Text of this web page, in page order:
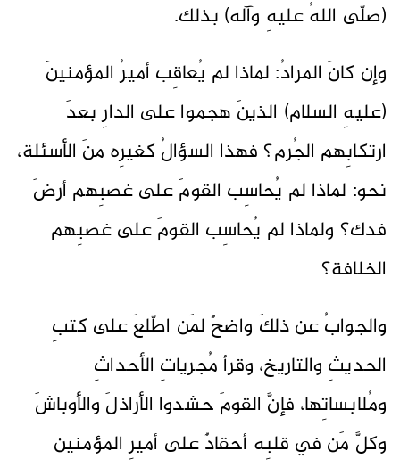
(صلّى اللهُ عليهِ وآله) بذلك.
وإن كانَ المرادُ: لماذا لم يُعاقِب أميرُ المؤمنينَ
(عليهِ السلام) الذينَ هجموا على الدارِ بعدَ
ارتكابِهم الجُرم؟ فهذا السؤالُ كغيرِه منَ الأسئلة،
نحو: لماذا لم يُحاسِب القومَ على غصبِهم أرضَ
فدك؟ ولماذا لم يُحاسِب القومَ على غصبِهم
الخلافة؟
والجوابُ عن ذلكَ واضحٌ لمَن اطّلعَ على كتبِ
الحديثِ والتاريخ، وقرأ مُجرياتِ الأحداثِ
ومُلابساتِها، فإنَّ القومَ حشدوا الأراذلَ والأوباشَ
وكلَّ مَن في قلبِه أحقادٌ على أميرِ المؤمنين